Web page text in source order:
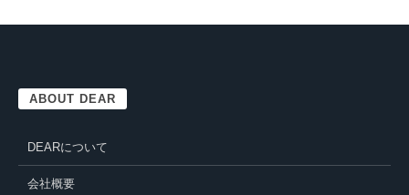
ABOUT DEAR
DEARについて
会社概要